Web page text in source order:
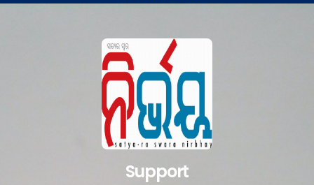
Support